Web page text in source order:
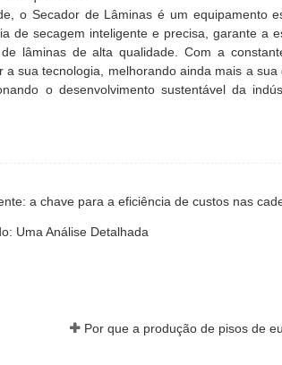
o Secador de Lâminas é um equipamento
de secagem inteligente e precisa, garante a
lâminas de alta qualidade. Com a
sua tecnologia, melhorando ainda mais a
o desenvolvimento sustentável da
Uma Análise Detalhada